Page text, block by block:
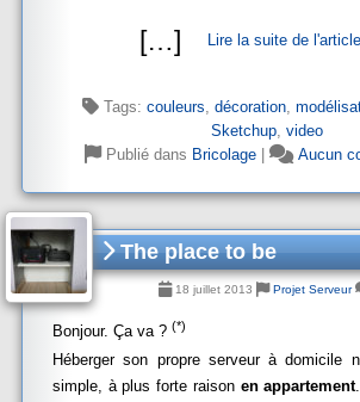
[…] Lire la suite de l'article
Tags: couleurs, décoration,
Sketchup, video
Publié dans Bricolage Aucun
The place to be
18 juillet 2013 Projet Serveur
Bonjour. Ça va ? (*)
Héberger son propre serveur à domicile
simple, à plus forte raison en appartement